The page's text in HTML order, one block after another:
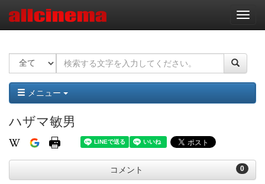
ナ
ビ
ー
ョ
ン
メニュー
ハザマ敏男
0
コメント